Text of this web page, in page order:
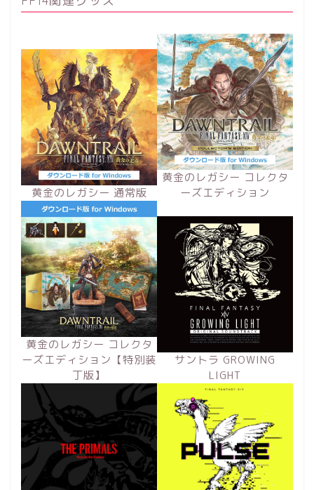
黄金のレガシー 通常版
黄金のレガシー コレクタ
ーズエディション
黄金のレガシー コレクタ
ーズエディション【特別装
丁版】
サントラ GROWING
LIGHT